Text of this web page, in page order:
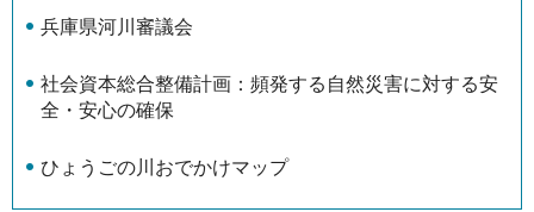
兵庫県河川審議会
社会資本総合整備計画：頻発する自然災害に対する安
全・安心の確保
ひょうごの川おでかけマップ